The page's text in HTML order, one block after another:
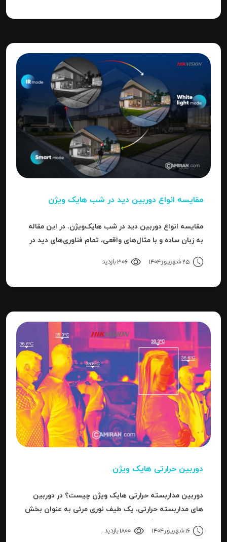
مقایسه انواع دوربین دید در شب هایک‌ ویژن
مقایسه انواع دوربین دید در شب هایک‌ویژن. در این مقاله
به زبان ساده و با مثال‌های واقعی، تمام فناوری‌های دید در
25 شهریور 1404 306 بازدید
دوربین حرارتی هایک ویژن
دوربین مداربسته حرارتی هایک ویژن چیست؟ در دوربین
های مداربسته حرارتی، یک طیف نوری مرئی به عنوان بخش
سری دوربین هاست.
16 شهریور 1404 1800 بازدید